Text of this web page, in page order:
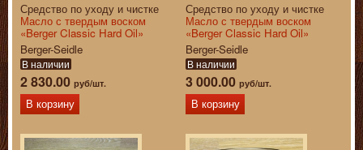
Средство по уходу и чистке
Масло с твердым воском
«Berger Classic Hard Oil»
Berger-Seidle
В наличии
2 830.00 руб/шт.
В корзину
Средство по уходу и чистке
Масло с твердым воском
«Berger Classic Hard Oil»
Berger-Seidle
В наличии
3 000.00 руб/шт.
В корзину